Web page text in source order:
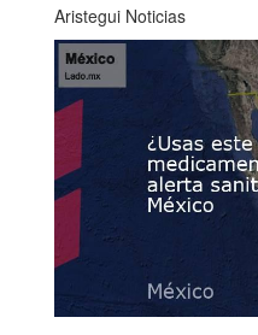
Aristegui Noticias